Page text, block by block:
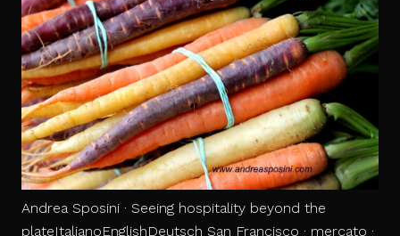
Andrea Sposini · Seeing hospitality beyond the
plateItalianoEnglishDeutsch San Francisco · mercato ·